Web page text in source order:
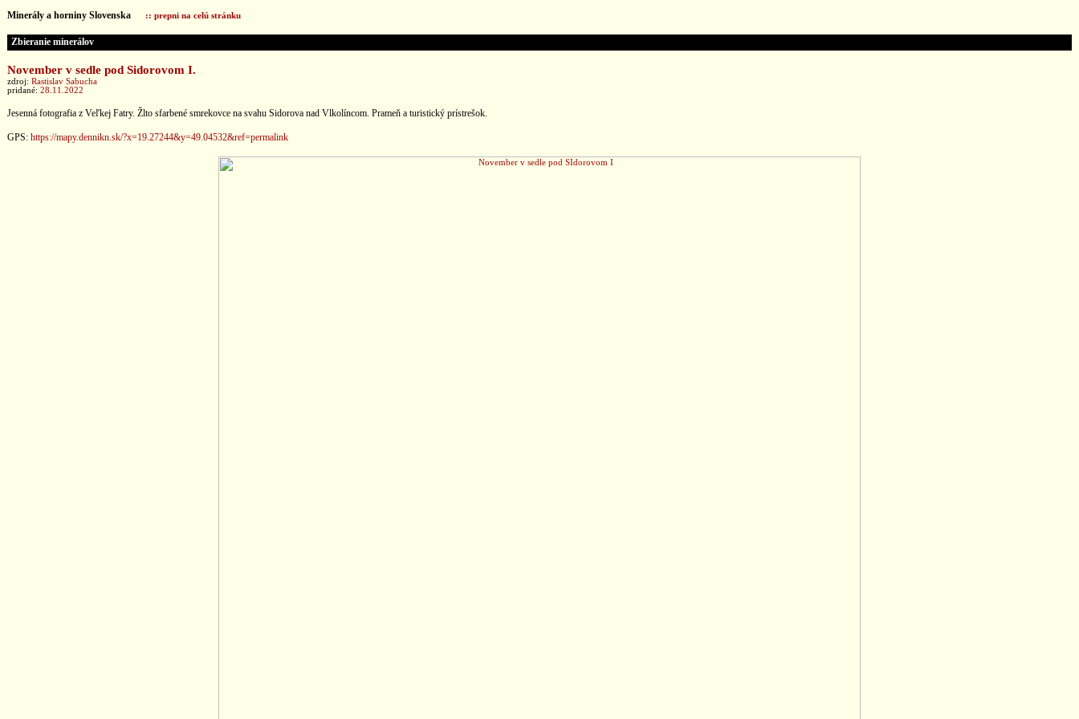
Minerály a horniny Slovenska :: prepni na celú stránku
Zbieranie minerálov
November v sedle pod Sidorovom I.
zdroj: Rastislav Sabucha
pridané: 28.11.2022
Jesenná fotografia z Veľkej Fatry. Žlto sfarbené smrekovce na svahu Sidorova nad Vlkolíncom. Prameň a turistický prístrešok.
GPS: https://mapy.dennikn.sk/?x=19.27244&y=49.04532&ref=permalink